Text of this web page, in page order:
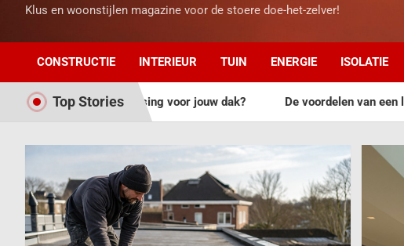
Klus en woonstijlen magazine voor de stoere doe-het-zelver!
CONSTRUCTIE INTERIEUR TUIN ENERGIE ISOLATIE
Top Stories
oplossing voor jouw dak? De voordelen van een lichtstraat